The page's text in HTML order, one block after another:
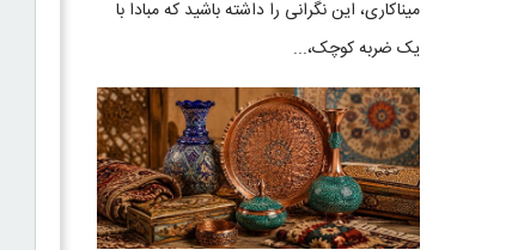
میناکاری، این نگرانی را داشته باشید که مبادا با
یک ضربه کوچک،...